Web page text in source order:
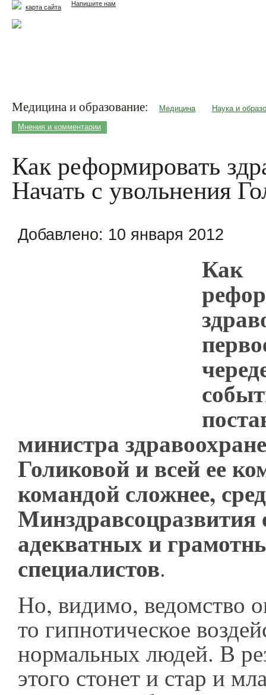
Напишите нам
карта сайта
Медицина и образование: Медицина Наука и
Мнения и комментарии
Как реформировать
Начать с увольнения
Добавлено: 10 января 2012
Как
министра
Голиковой и всей ее
командой сложнее,
Минздравсоцразвития
адекватных и
специалистов.
Но, видимо, ведомство
то гипнотическое
нормальных людей. В
этого стонет и стар и